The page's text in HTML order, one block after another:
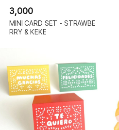
3,000
MINI CARD SET - STRAWBE
RRY & KEKE